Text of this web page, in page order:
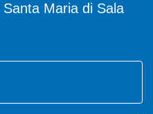
Santa Maria di Sala